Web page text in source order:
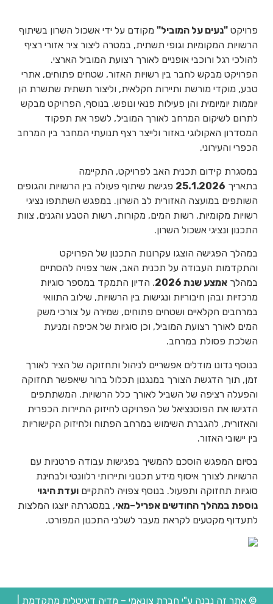
פרויקט "נעים על המוביל" מקודם על ידי אשכול השרון בשיתוף
הרשויות המקומיות וגופי תשתית, במטרה ליצור ציר אזורי רציף
להולכי רגל ורוכבי אופניים לאורך רצועת המוביל הארצי.
הפרויקט מבקש לחבר בין רשויות האזור, שטחים פתוחים, אתרי
טבע, מוקדי מורשת ותיירות חקלאית, וליצור תשתית שתשרת הן
יוממות יומיומית והן פעילות פנאי ונופש. בנוסף, הפרויקט מבקש
לתרום לשיקום המרחב לאורך המוביל, לשפר את תפקוד
המסדרון האקולוגי באזור ולייצר רצף תנועתי המחבר בין המרחב
הכפרי והעירוני.
במסגרת קידום תכנית האב לפרויקט, התקיימה
בתאריך 25.1.2026 פגישת שיתוף פעולה בין הרשויות והגופים
השותפים במועצה האזורית לב השרון. במפגש השתתפו נציגי
רשויות מקומיות, רשות המים, מקורות, רשות הטבע והגנים, צוות
התכנון ונציגי אשכול השרון.
במהלך הפגישה הוצגו עקרונות התכנון של הפרויקט
והתקדמות העבודה על תכנית האב, אשר צפויה להסתיים
במהלך אמצע שנת 2026
. הדיון התמקד במספר סוגיות
מרכזיות ובהן חיבוריות ונגישות בין הרשויות, שילוב התוואי
במרחבים חקלאיים ושטחים פתוחים, שמירה על צורכי משק
המים לאורך רצועת המוביל, וכן סוגיות של אכיפה ומניעת
השלכת פסולת במרחב.
בנוסף נדונו מודלים אפשריים לניהול ותחזוקה של הציר לאורך
זמן, תוך הדגשת הצורך במנגנון תכלול ברור שיאפשר תחזוקה
והפעלה רציפה של השביל לאורך כלל הרשויות. המשתתפים
הדגישו את הפוטנציאל של הפרויקט לחיזוק התיירות הכפרית
והאזורית, להגברת השימוש במרחב הפתוח ולחיזוק הקישוריות
בין יישובי האזור.
בסיום המפגש הוסכם להמשיך בפגישות עבודה פרטניות עם
הרשויות לצורך איסוף מידע תכנוני ותיירותי רלוונטי ולבחינת
סוגיות תחזוקה ותפעול. בנוסף צפויה להתקיים ועדת היגוי
נוספת במהלך החודשים אפריל–מאי, במסגרתה יוצגו המלצות
לתעדוף מקטעים לקראת מעבר לשלבי התכנון המפורט.
© אתר זה נבנה ע"י חברת צונאמי – מדיה דיגיטלית מתקדמת